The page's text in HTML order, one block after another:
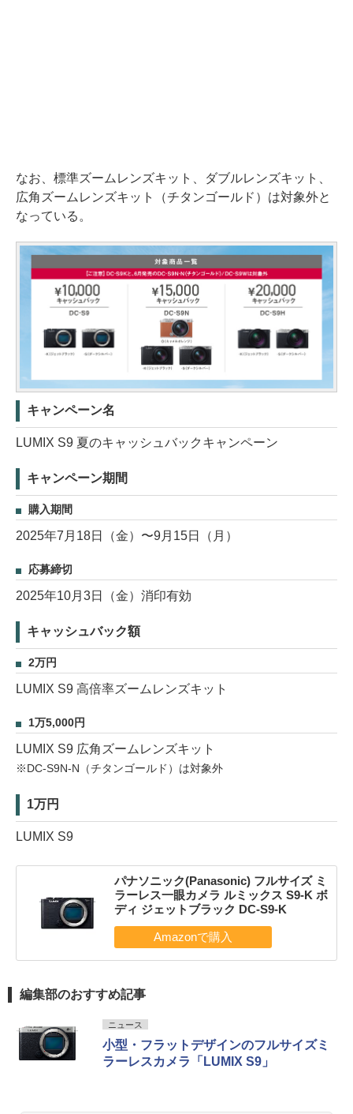
なお、標準ズームレンズキット、ダブルレンズキット、
広角ズームレンズキット（チタンゴールド）は対象外と
なっている。
キャンペーン名
LUMIX S9 夏のキャッシュバックキャンペーン
キャンペーン期間
購入期間
2025年7月18日（金）〜9月15日（月）
応募締切
2025年10月3日（金）消印有効
キャッシュバック額
2万円
LUMIX S9 高倍率ズームレンズキット
1万5,000円
LUMIX S9 広角ズームレンズキット
※DC-S9N-N（チタンゴールド）は対象外
1万円
LUMIX S9
パナソニック(Panasonic) フルサイズ ミ
ラーレス一眼カメラ ルミックス S9-K ボ
ディ ジェットブラック DC-S9-K
編集部のおすすめ記事
ニュース
小型・フラットデザインのフルサイズミ
ラーレスカメラ「LUMIX S9」